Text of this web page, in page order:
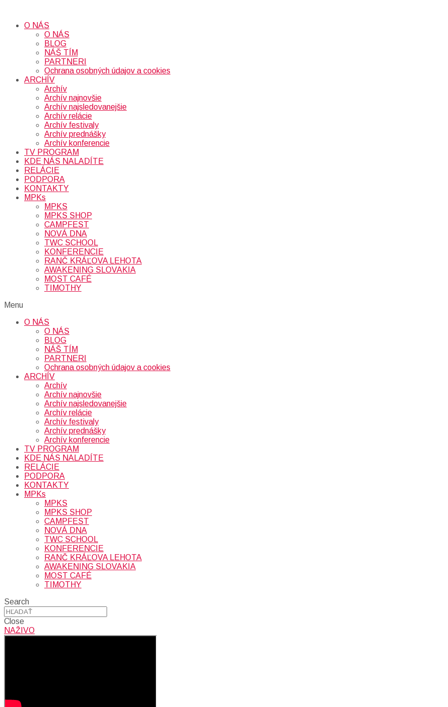
O NÁS
O NÁS
BLOG
NÁŠ TÍM
PARTNERI
Ochrana osobných údajov a cookies
ARCHÍV
Archív
Archív najnovšie
Archív najsledovanejšie
Archív relácie
Archív festivaly
Archív prednášky
Archív konferencie
TV PROGRAM
KDE NÁS NALADÍTE
RELÁCIE
PODPORA
KONTAKTY
MPKs
MPKS
MPKS SHOP
CAMPFEST
NOVÁ DNA
TWC SCHOOL
KONFERENCIE
RANČ KRÁĽOVA LEHOTA
AWAKENING SLOVAKIA
MOST CAFÉ
TIMOTHY
Menu
O NÁS
O NÁS
BLOG
NÁŠ TÍM
PARTNERI
Ochrana osobných údajov a cookies
ARCHÍV
Archív
Archív najnovšie
Archív najsledovanejšie
Archív relácie
Archív festivaly
Archív prednášky
Archív konferencie
TV PROGRAM
KDE NÁS NALADÍTE
RELÁCIE
PODPORA
KONTAKTY
MPKs
MPKS
MPKS SHOP
CAMPFEST
NOVÁ DNA
TWC SCHOOL
KONFERENCIE
RANČ KRÁĽOVA LEHOTA
AWAKENING SLOVAKIA
MOST CAFÉ
TIMOTHY
Search
Close
NAŽIVO